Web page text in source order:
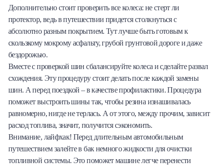
Дополнительно стоит проверить все колеса: не стерт ли
протектор, ведь в путешествии придется столкнуться с
абсолютно разным покрытием. Тут лучше быть готовым к
скользкому мокрому асфальту, грубой грунтовой дороге и даже
бездорожью.
Вместе с проверкой шин сбалансируйте колеса и сделайте развал
схождения. Эту процедуру стоит делать после каждой замены
шин. А перед поездкой – в качестве профилактики. Процедура
поможет выстроить шины так, чтобы резина изнашивалась
равномерно, нигде не терлась. А от этого, между прочим, зависит
расход топлива, значит, получится сэкономить.
Внимание, лайфхак! Перед длительным автомобильным
путешествием залейте в бак немного жидкости для очистки
топливной системы. Это поможет машине легче перенести